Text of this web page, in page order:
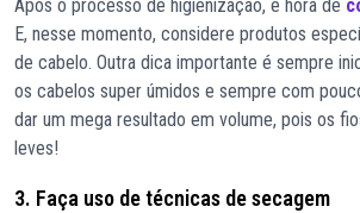
Após o processo de higienização, é hora de
E, nesse momento, considere produtos
de cabelo. Outra dica importante é sempre
os cabelos super úmidos e sempre com
dar um mega resultado em volume, pois os
leves!
3. Faça uso de técnicas de secagem